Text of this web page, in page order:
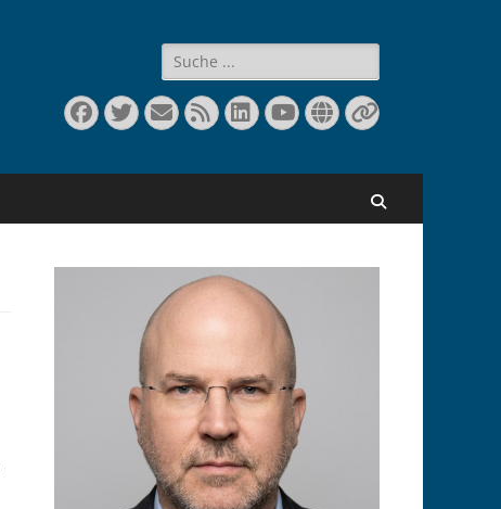
Suchen
nach:
Facebook
Twitter
E-
Mail
FeedLinkedIn
YouTube
Website